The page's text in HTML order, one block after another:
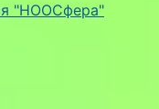
"НООСфера"